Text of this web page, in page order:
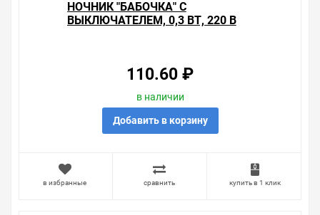
НОЧНИК "БАБОЧКА" С
ВЫКЛЮЧАТЕЛЕМ, 0,3 ВТ, 220 В
110.60 ₽
в наличии
Добавить в корзину
в избранные сравнить купить в 1 клик